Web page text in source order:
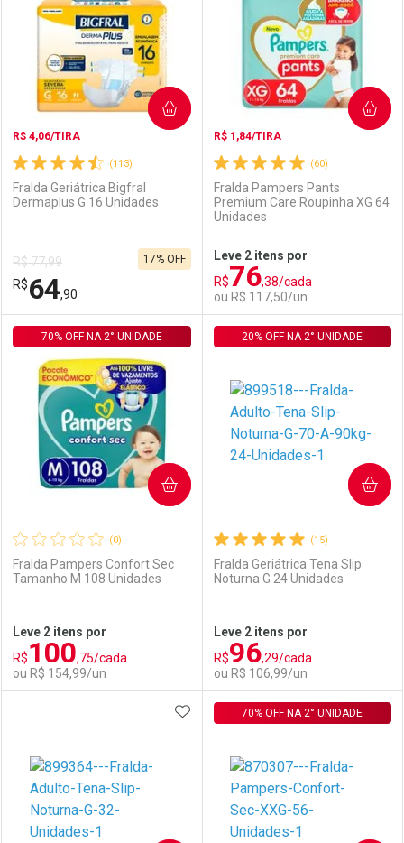
Laboratório
Comprar sem Desconto
Por R$ 79,99/cada
Por Menos
Comprar sem Desconto
Por R$ 79,99/cada
Laboratório
Comprar sem Desconto
Por R$ 55,89/cada
Por Menos
Comprar sem Desconto
Por R$ 55,89/cada
(113)
R$ 4,06/TIRA
Fralda Geriátrica Bigfral
Dermaplus G 16 Unidades
R$ 77,99
R$64,90
17% OFF
COMPRAR
FECHAR
Laboratório
Comprar sem Desconto
Por R$ 64,90/cada
FECHAR
Por Menos
Comprar sem Desconto
Por R$ 64,90/cada
(60)
R$ 1,84/TIRA
Fralda Pampers Pants
Premium Care Roupinha XG 64
Unidades
Leve 2 itens por
R$76,38/cada
ou R$ 117,50/un
COMPRAR
Laboratório
Comprar sem Desconto
Por R$ 117,50/cada
Por Menos
Comprar sem Desconto
Por R$ 117,50/cada
(0)
Fralda Pampers Confort Sec
Tamanho M 108 Unidades
70% OFF NA 2° UNIDADE
Leve 2 itens por
R$100,75/cada
ou R$ 154,99/un
COMPRAR
FECHAR
Laboratório
FECHAR
Por Menos
(15)
Fralda Geriátrica Tena Slip
Noturna G 24 Unidades
20% OFF NA 2° UNIDADE
Leve 2 itens por
R$96,29/cada
ou R$ 106,99/un
COMPRAR
Laboratório
Por Menos
ADICIONAR AOS FAVORITOS
70% OFF NA 2° UNIDADE